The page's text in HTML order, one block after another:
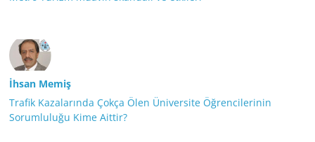
İhsan Memiş
Trafik Kazalarında Çokça Ölen Üniversite Öğrencilerinin
Sorumluluğu Kime Aittir?